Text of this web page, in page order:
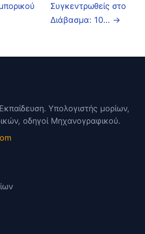
Συγκεντρωθείς στο
Διάβασμα: 10… →
Υπολογιστής μορίων,
οδηγοί Μηχανογραφικού.